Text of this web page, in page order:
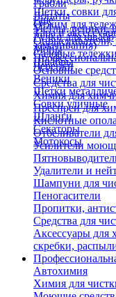
Щетки, совки
Отжим для
Ручки для швабр
Мопы
Швабры
Грабли
Лопаты
Метлы, веники,
Опрыскиватели,
Садовые
Черенки
Веники
Щетки
Совки уличные
Шланги
Секаторы
Мотокосы
Еще
Тара и
замачивания)
Основные
Средства для
Химия для
Преспреи для
Кислотные
Отбеливатели
Усилители
Удалители и
Шампуни для
Пеногасители
Пропитки,
Средства для
Аксессуары для
скребки,
Автохимия
Химия для